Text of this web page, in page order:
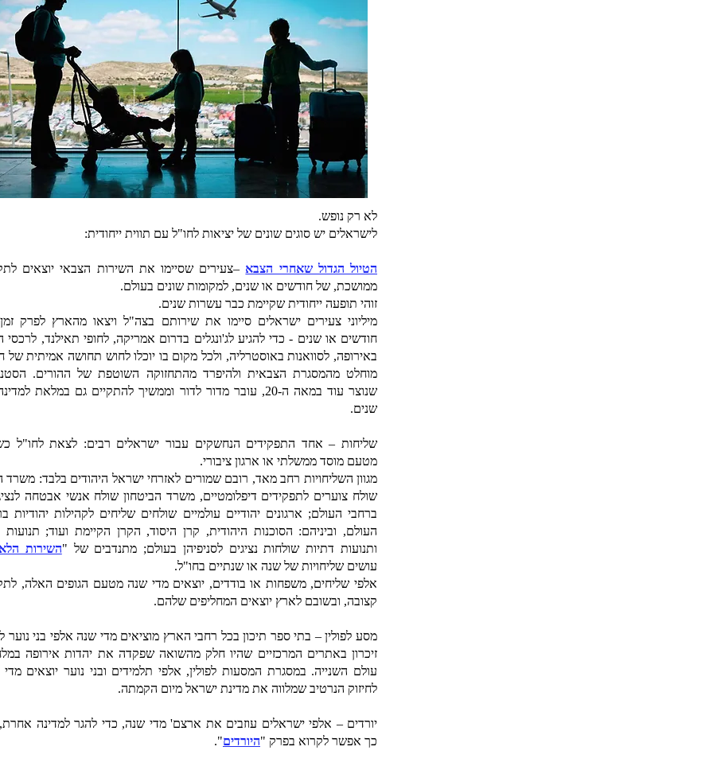
לא רק נופש.
לישראלים יש סוגים שונים של יציאות לחו"ל עם תווית ייחודית:
הטיול הגדול שאחרי הצבא –צעירים שסיימו את השירות הצבאי יוצאים
ממושכת, של חודשים או שנים, למקומות שונים בעולם.
זוהי תופעה ייחודית שקיימת כבר עשרות שנים.
מיליוני צעירים ישראלים סיימו את שירותם בצה"ל ויצאו מהארץ לפרק
חודשים או שנים - כדי להגיע לג'ונגלים בדרום אמריקה, לחופי תאילנד, לרכסי
באירופה, לסוואנות באוסטרליה, ולכל מקום בו יוכלו לחוש תחושה אמיתית של
מוחלט מהמסגרת הצבאית ולהיפרד מהתחזוקה השוטפת של ההורים.
שנים.
שליחות – אחד התפקידים הנחשקים עבור ישראלים רבים: לצאת לחו"ל
מטעם מוסד ממשלתי או ארגון ציבורי.
מגוון השליחויות רחב מאד, רובם שמורים לאזרחי ישראל היהודים בלבד: משרד
שולח צוערים לתפקידים דיפלומטיים, משרד הביטחון שולח אנשי אבטחה
ברחבי העולם; ארגונים יהודיים עולמיים שולחים שליחים לקהילות יהודיות
העולם, וביניהם: הסוכנות היהודית, קרן היסוד, הקרן הקיימת ועוד; תנועות
ותנועות דתיות שולחות נציגים לסניפיהן בעולם; מתנדבים של "השירות
עושים שליחויות של שנה או שנתיים בחו"ל.
אלפי שליחים, משפחות או בודדים, יוצאים מדי שנה מטעם הגופים האלה,
קצובה, ובשובם לארץ יוצאים המחליפים שלהם.
מסע לפולין – בתי ספר תיכון בכל רחבי הארץ מוציאים מדי שנה אלפי בני נוער
זיכרון באתרים המרכזיים שהיו חלק מהשואה שפקדה את יהדות אירופה
עולם השנייה. במסגרת המסעות לפולין, אלפי תלמידים ובני נוער יוצאים
לחיזוק הנרטיב שמלווה את מדינת ישראל מיום הקמתה.
יורדים – אלפי ישראלים עוזבים את ארצם' מדי שנה, כדי להגר למדינה
כך אפשר לקרוא בפרק "היורדים".